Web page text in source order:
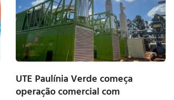
UTE Paulínia Verde começa
operação comercial com